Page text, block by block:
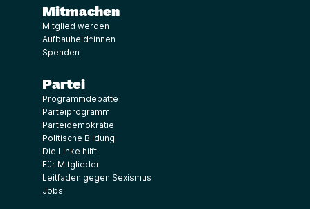
Mitmachen
Mitglied werden
Aufbauheld*innen
Spenden
Partei
Programmdebatte
Parteiprogramm
Parteidemokratie
Politische Bildung
Die Linke hilft
Für Mitglieder
Leitfaden gegen Sexismus
Jobs